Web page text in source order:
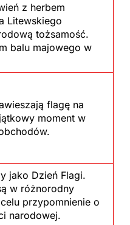
z herbem
Litewskiego
tożsamość.
balu majowego w
flagę na
moment w
jako Dzień Flagi.
w różnorodny
przypomnienie o
narodowej.